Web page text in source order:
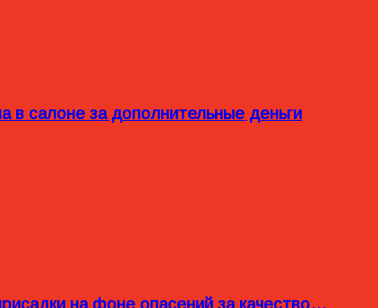
салоне за дополнительные деньги
на фоне опасений за качество…